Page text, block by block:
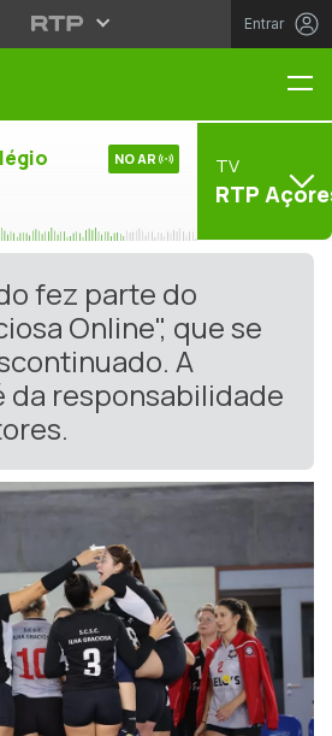
Entrar
NO AR TV
RTP
fez parte do
Online", que se
A
da responsabilidade